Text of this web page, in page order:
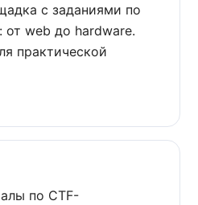
с заданиями по
от web до hardware.
практической
по CTF-